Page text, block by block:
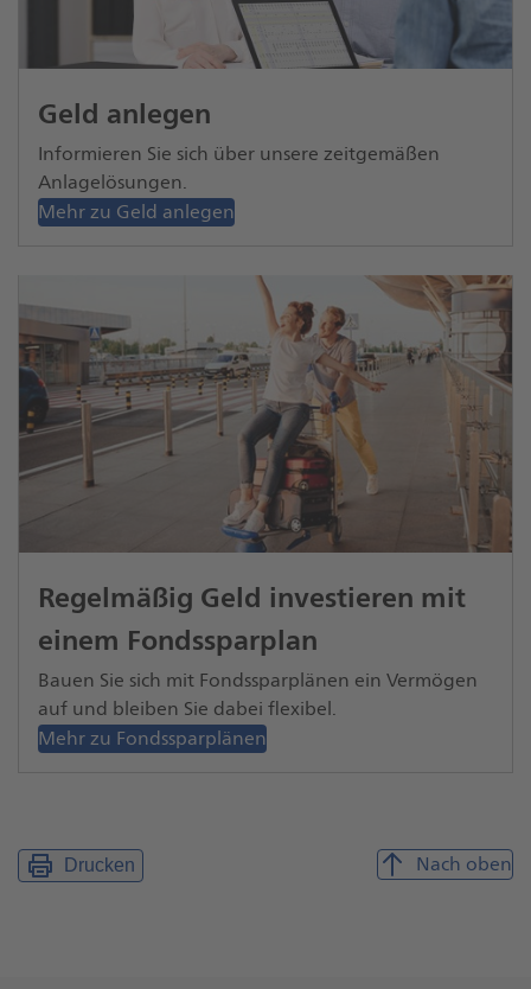
Geld anlegen
Informieren Sie sich über unsere zeitgemäßen
Anlagelösungen.
Mehr zu Geld anlegen
Regelmäßig Geld investieren mit
einem Fondssparplan
Bauen Sie sich mit Fondssparplänen ein Vermögen
auf und bleiben Sie dabei flexibel.
Mehr zu Fondssparplänen
Drucken Nach oben